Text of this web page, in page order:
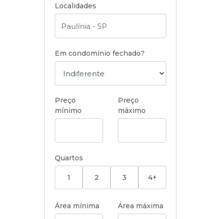
Localidades
Em condomínio fechado?
Preço
mínimo
Preço
máximo
Quartos
1 2 3 4+
Área mínima Área máxima